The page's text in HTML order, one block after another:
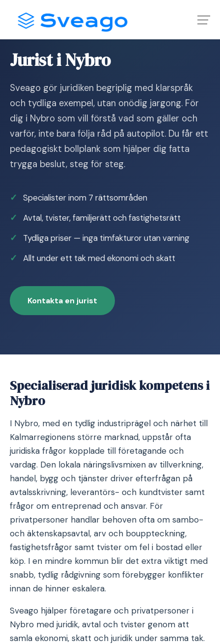
content
Jurist i Nybro
Sveago gör juridiken begriplig med klarspråk
och tydliga exempel, utan onödig jargong. För
dig i Nybro som vill förstå vad som gäller och
varför, inte bara följa råd på autopilot. Du får ett
pedagogiskt bollplank som hjälper dig fatta
trygga beslut, steg för steg.
Specialister inom 7 rättsområden
Avtal, tvister, familjerätt och fastighetsrätt
Tydliga priser — inga timfakturor utan varning
Allt under ett tak med ekonomi och skatt
Kontakta en jurist
Specialiserad juridisk kompetens i
Nybro
I Nybro, med en tydlig industriprägel och närhet till
Kalmarregionens större marknad, uppstår ofta
juridiska frågor kopplade till företagande och
vardag. Den lokala näringslivsmixen av tillverkning,
handel, bygg och tjänster driver efterfrågan på
avtalsskrivning, leverantörs- och kundtvister samt
frågor om entreprenad och ansvar. För
privatpersoner handlar behoven ofta om sambo-
och äktenskapsavtal, arv och bouppteckning,
fastighetsfrågor samt tvister om fel i bostad eller
köp. I en mindre kommun blir det extra viktigt med
snabb, tydlig rådgivning som förebygger konflikter
innan de hinner eskalera.
Sveago hjälper företagare och privatpersoner i
Nybro med juridik, avtal och tvister genom att
samla ekonomi, skatt och juridik under samma tak.